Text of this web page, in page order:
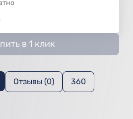
в 1 клик
Отзывы (0) 360